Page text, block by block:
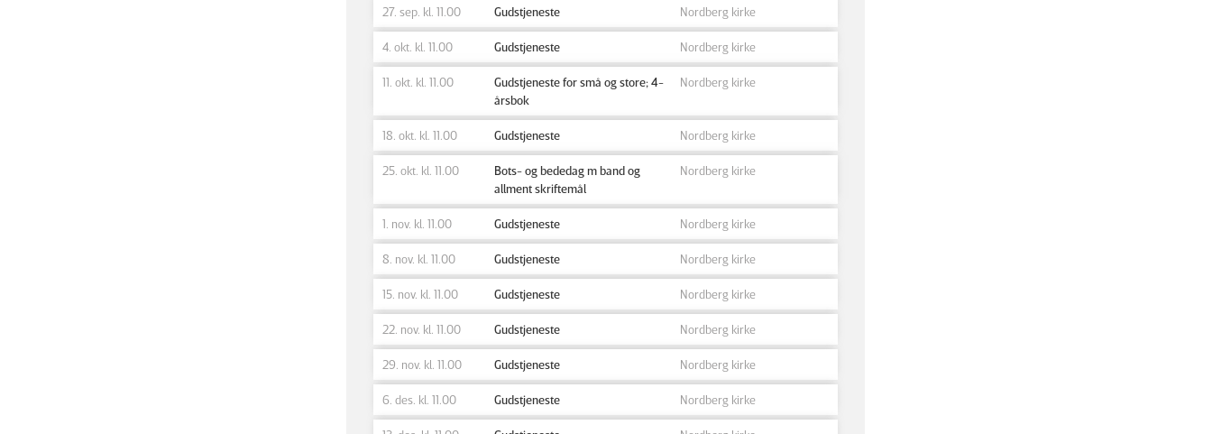
27. sep. kl. 11.00 Gudstjeneste Nordberg kirke
4. okt. kl. 11.00 Gudstjeneste Nordberg kirke
11. okt. kl. 11.00
Gudstjeneste for små og store; 4-
årsbok
Nordberg kirke
18. okt. kl. 11.00 Gudstjeneste Nordberg kirke
25. okt. kl. 11.00
Bots- og bededag m band og
allment skriftemål
Nordberg kirke
1. nov. kl. 11.00 Gudstjeneste Nordberg kirke
8. nov. kl. 11.00 Gudstjeneste Nordberg kirke
15. nov. kl. 11.00 Gudstjeneste Nordberg kirke
22. nov. kl. 11.00 Gudstjeneste Nordberg kirke
29. nov. kl. 11.00 Gudstjeneste Nordberg kirke
6. des. kl. 11.00 Gudstjeneste Nordberg kirke